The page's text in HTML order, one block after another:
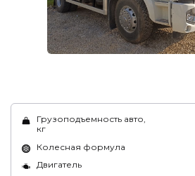
Грузоподъемность авто,
кг
Колесная формула
Двигатель